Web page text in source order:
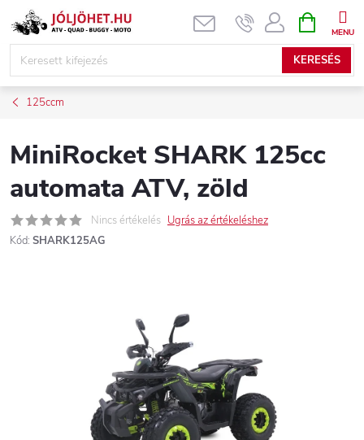
Ugrás
KERESÉS
KOSÁR
125ccm
MiniRocket SHARK 125cc
automata ATV, zöld
Nincs értékelés Ugrás az értékeléshez
Kód: SHARK125AG